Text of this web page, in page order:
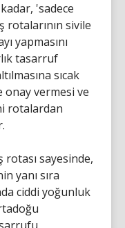
'sadece
rotalarının sivile
yapmasını
tasarruf
sıcak
onay vermesi ve
rotalardan
sayesinde,
yanı sıra
ciddi yoğunluk